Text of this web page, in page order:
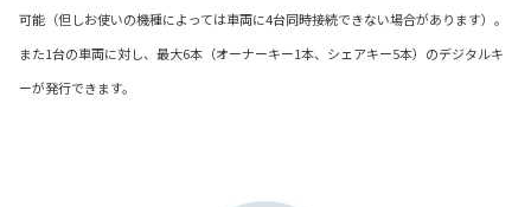
可能（但しお使いの機種によっては車両に4台同時接続できない場合があります）。
また1台の車両に対し、最大6本（オーナーキー1本、シェアキー5本）のデジタルキ
ーが発行できます。